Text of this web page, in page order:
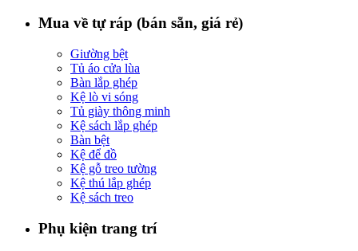
Mua về tự ráp (bán sẵn, giá rẻ)
Giường bệt
Tủ áo cửa lùa
Bàn lắp ghép
Kệ lò vi sóng
Tủ giày thông minh
Kệ sách lắp ghép
Bàn bệt
Kệ để đồ
Kệ gỗ treo tường
Kệ thú lắp ghép
Kệ sách treo
Phụ kiện trang trí